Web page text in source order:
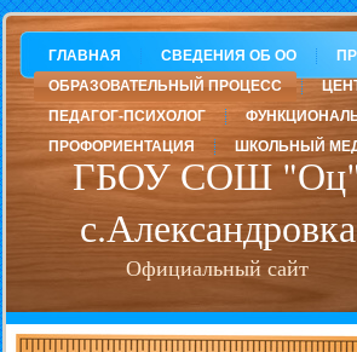
ГБОУ СОШ
с.Александровка
Официальный сайт
ГЛАВНАЯ СВЕДЕНИЯ ОБ ОО
ОБРАЗОВАТЕЛЬНЫЙ ПРОЦЕСС
ПЕДАГОГ-ПСИХОЛОГ
ПРОФОРИЕНТАЦИЯ
ШКОЛЬНЫЙ